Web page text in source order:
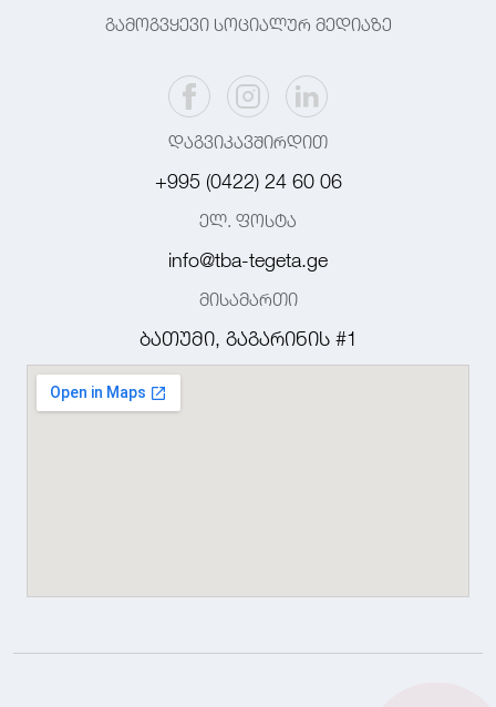
გამოგვყევი სოციალურ მედიაზე
დაგვიკავშირდით
+995 (0422) 24 60 06
ელ. ფოსტა
info@tba-tegeta.ge
მისამართი
ბათუმი, გაგარინის #1